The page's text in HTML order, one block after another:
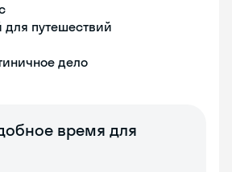
для путешествий
дело
время для